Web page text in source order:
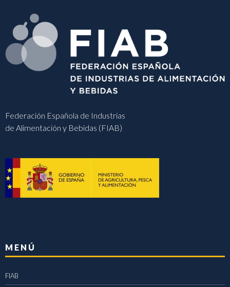
Federación Española de Industrias
de Alimentación y Bebidas (FIAB)
MENÚ
FIAB